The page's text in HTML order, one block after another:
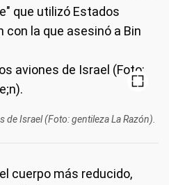
que utilizó Estados
con la que asesinó a Bin
Israel (Foto: gentileza La Razón).
cuerpo más reducido,